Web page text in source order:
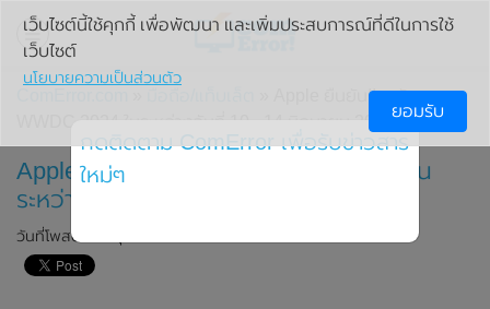
» Apple ยืนยัน!! จะจัดงาน
WWDC 2024 ในระหว่างวันที่ 10 - 14 มิถุนายน 2024 นี้
Apple ยืนยัน!! จะจัดงาน WWDC 2024 ใน
ระหว่างวันที่ 10 - 14 มิถุนายน 2024 นี้
วันที่โพสต์: 4 มิถุนายน 2024
เว็บไซต์นี้ใช้คุกกี้ เพื่อพัฒนา และเพิ่มประสบการณ์ที่ดีในการใช้
เว็บไซต์
นโยบายความเป็นส่วนตัว
ยอมรับ
กดติดตาม ComError เพื่อรับข่าวสาร
ใหม่ๆ